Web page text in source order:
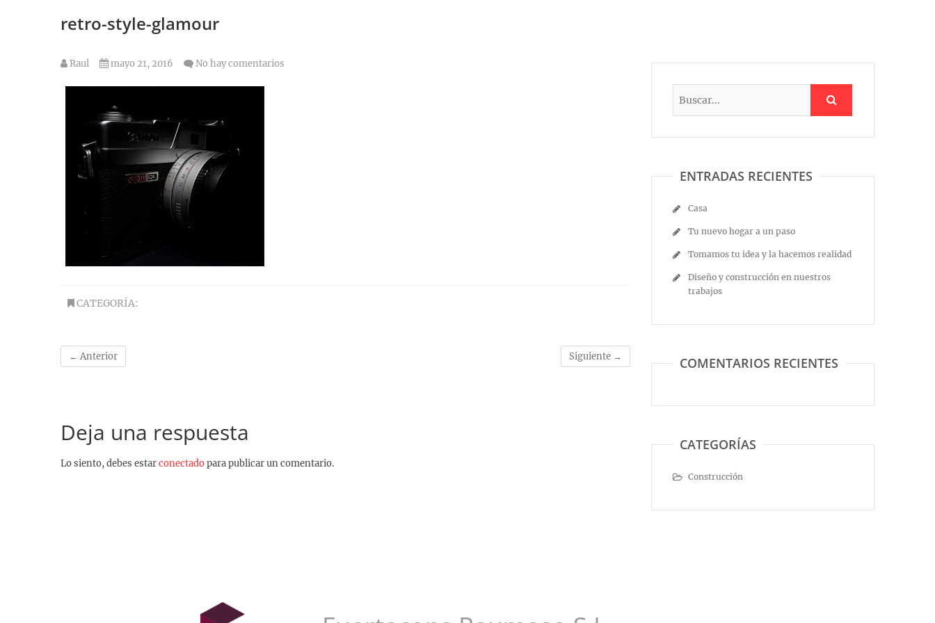
retro-style-glamour
Raul mayo 21, 2016 No hay comentarios
CATEGORÍA:
← Anterior Siguiente →
Deja una respuesta
Lo siento, debes estarconectadopara publicar un comentario.
ENTRADAS RECIENTES
Casa
Tu nuevo hogar a un paso
Tomamos tu idea y la hacemos realidad
Diseño y construcción en nuestros
trabajos
COMENTARIOS RECIENTES
CATEGORÍAS
Construcción